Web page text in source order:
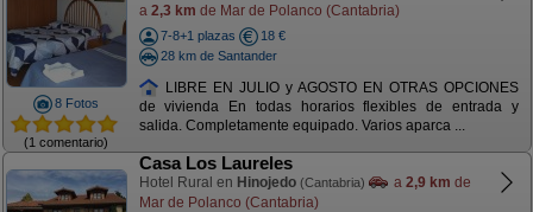
8 Fotos
(1 comentario)
a 2,3 km de Mar de Polanco (Cantabria)
7-8+1 plazas
18 €
28 km de Santander
LIBRE EN JULIO y AGOSTO EN OTRAS OPCIONES
de vivienda En todas horarios flexibles de entrada y
salida. Completamente equipado. Varios aparca ...
Casa Los Laureles
Hotel Rural en Hinojedo (Cantabria) a 2,9 km de
Mar de Polanco (Cantabria)